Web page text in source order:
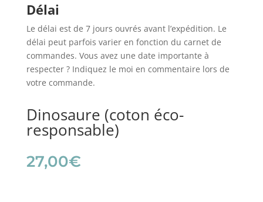
Délai
Le délai est de 7 jours ouvrés avant l’expédition. Le
délai peut parfois varier en fonction du carnet de
commandes. Vous avez une date importante à
respecter ? Indiquez le moi en commentaire lors de
votre commande.
Dinosaure (coton éco-
responsable)
27,00€